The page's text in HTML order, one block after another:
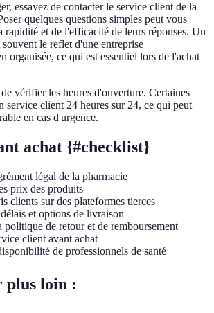
essayez de contacter le service client de la
quelques questions simples peut vous
rapidité et de l'efficacité de leurs réponses. Un
le reflet d'une entreprise
organisée, ce qui est essentiel lors de l'achat
vérifier les heures d'ouverture. Certaines
service client 24 heures sur 24, ce qui peut
en cas d'urgence.
achat {#checklist}
légal de la pharmacie
prix des produits
clients sur des plateformes tierces
et options de livraison
de retour et de remboursement
client avant achat
de professionnels de santé
plus loin :